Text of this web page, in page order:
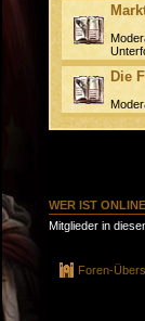
Die
WER IST
Mitglieder in
Foren-